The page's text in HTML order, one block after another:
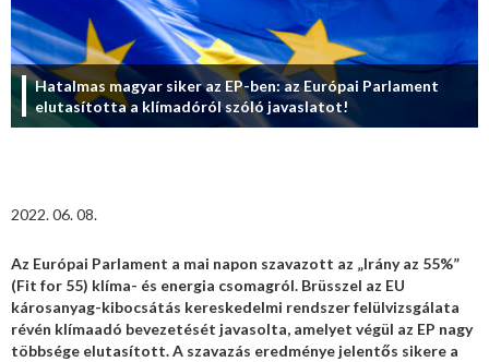
Hatalmas magyar siker az EP-ben: az Európai Parlament
elutasította a klímadóról szóló javaslatot!
2022. 06. 08.
Az Európai Parlament a mai napon szavazott az „Irány az 55%”
(Fit for 55) klíma- és energia csomagról. Brüsszel az EU
károsanyag-kibocsátás kereskedelmi rendszer felülvizsgálata
révén klímaadó bevezetését javasolta, amelyet végül az EP nagy
többsége elutasított. A szavazás eredménye jelentős sikere a